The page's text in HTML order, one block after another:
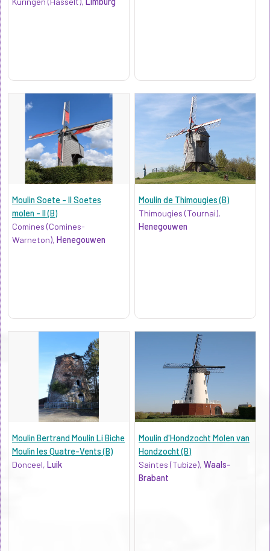
Moulin Soete - II Soetes
molen - II (B)
Comines (Comines-
Warneton), Henegouwen
Moulin de Thimougies (B)
Thimougies (Tournai),
Henegouwen
Moulin Bertrand Moulin Li Biche
Moulin les Quatre-Vents (B)
Donceel, Luik
Moulin d'Hondzocht Molen van
Hondzocht (B)
Saintes (Tubize),Waals-
Brabant